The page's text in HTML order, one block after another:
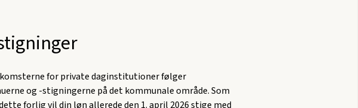
for private daginstitutioner følger
og -stigningerne på det kommunale område. Som
forlig vil din løn allerede den 1. april 2026 stige med